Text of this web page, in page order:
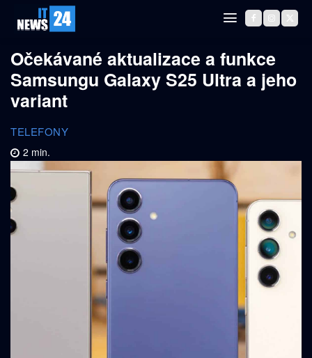
Očekávané aktualizace a funkce
Samsungu Galaxy S25 Ultra a jeho
variant
TELEFONY
2 min.